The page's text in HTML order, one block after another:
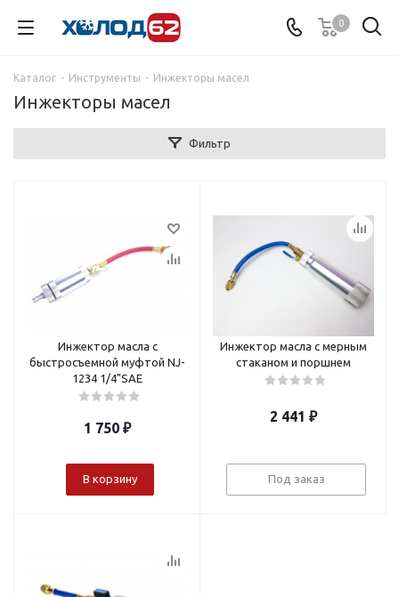
0
Каталог - Инструменты - Инжекторы масел
Инжекторы масел
Фильтр
Инжектор масла с
быстросъемной муфтой NJ-
1234 1/4"SAE
1 750 ₽
В корзину
Инжектор масла с мерным
стаканом и поршнем
2 441 ₽
Под заказ